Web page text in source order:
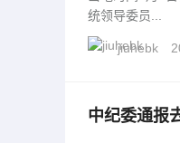
统领导委员...
jiuhebk
中纪委通报